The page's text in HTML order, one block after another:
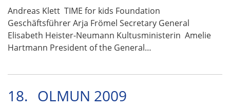
Andreas Klett TIME for kids Foundation
Geschäftsführer Arja Frömel Secretary General
Elisabeth Heister-Neumann Kultusministerin Amelie
Hartmann President of the General…
18. OLMUN 2009